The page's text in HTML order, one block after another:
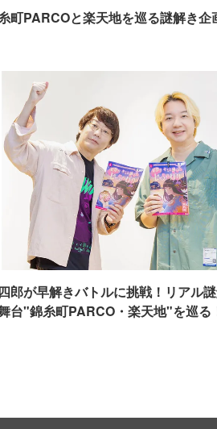
町PARCOと楽天地を巡る謎解き企
郎が早解きバトルに挑戦！リアル
台"錦糸町PARCO・楽天地"を巡る